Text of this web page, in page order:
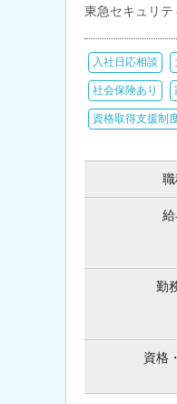
東急セキュリテ
入社日応相談
社会保険あり
資格取得支援制
勤
資格